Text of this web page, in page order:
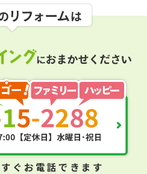
ぐお電話できます